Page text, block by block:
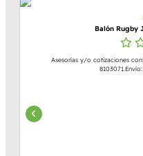
Balón Rugby
Asesorías y/o cotizaciones